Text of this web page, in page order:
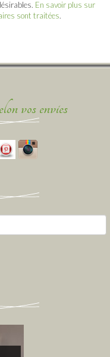
En savoir plus sur
sont traitées.
vos envies